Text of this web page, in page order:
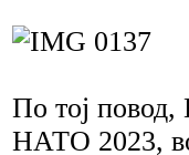
По тој
НАТО 2023, во